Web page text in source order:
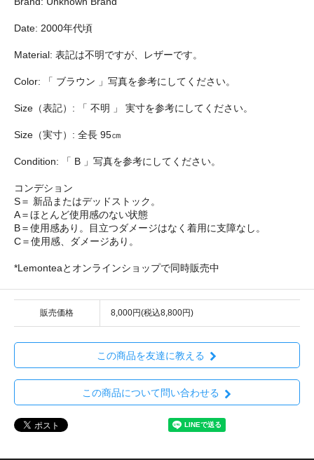
Date: 2000年代頃
Material: 表記は不明ですが、レザーです。
Color: 「 ブラウン 」写真を参考にしてください。
Size（表記）: 「 不明 」 実寸を参考にしてください。
Size（実寸）: 全長 95㎝
Condition: 「 B 」写真を参考にしてください。
コンデション
S＝ 新品またはデッドストック。
A＝ほとんど使用感のない状態
B＝使用感あり。目立つダメージはなく着用に支障なし。
C＝使用感、ダメージあり。
*Lemonteaとオンラインショップで同時販売中
販売価格 8,000円(税込8,800円)
この商品を友達に教える
この商品について問い合わせる